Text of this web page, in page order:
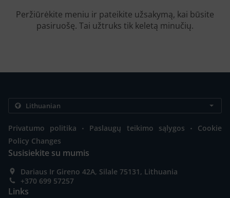
Peržiūrėkite meniu ir pateikite užsakymą, kai būsite
pasiruošę. Tai užtruks tik keletą minučių.
Privatumo politika . Paslaugų teikimo sąlygos .
Cookie
Policy Changes
Susisiekite su mumis
Dariaus Ir Gireno 42A, Silale 75131, Lithuania
+370 699 57257
Links